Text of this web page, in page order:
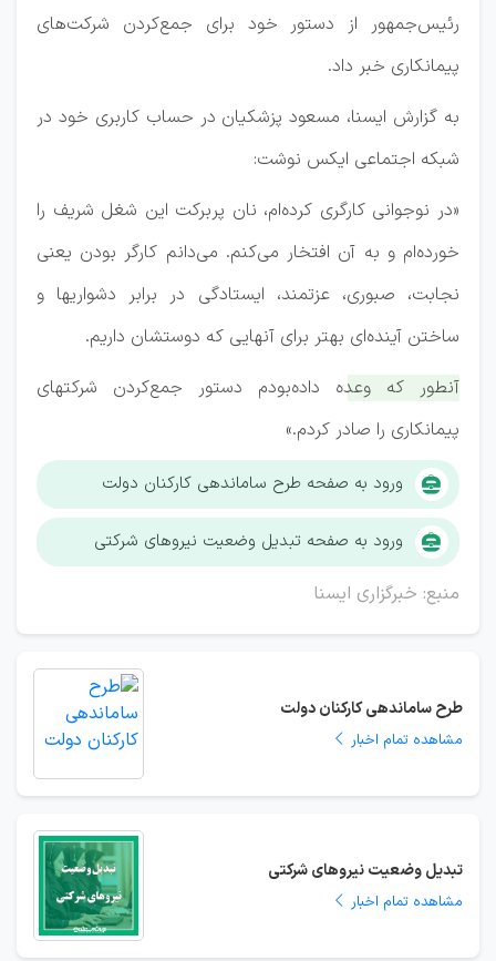
رئیس‌جمهور از دستور خود برای جمع‌کردن شرکت‌های
پیمانکاری خبر داد.
به گزارش ایسنا، مسعود پزشکیان در حساب کاربری خود در
شبکه اجتماعی ایکس نوشت:
«‏در نوجوانی کارگری کرده‌ام، نان پربرکت این شغل شریف را
خورده‌ام و به آن افتخار می‌کنم. می‌دانم کارگر بودن یعنی
نجابت، صبوری، عزتمند، ایستادگی در برابر دشواریها و
ساختن آینده‌ای بهتر برای آنهایی که دوستشان داریم.
آنطور که وعده داده‌بودم دستور جمع‌کردن شرکتهای
پیمانکاری را صادر کردم.»
ورود به صفحه طرح ساماندهی کارکنان دولت
ورود به صفحه تبدیل وضعیت نیروهای شرکتی
منبع: خبرگزاری ایسنا
طرح ساماندهی کارکنان دولت
مشاهده تمام اخبار
تبدیل وضعیت نیروهای شرکتی
مشاهده تمام اخبار